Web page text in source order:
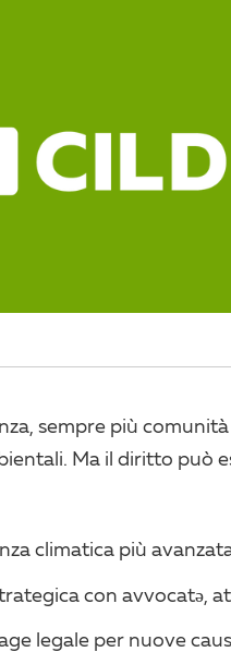
sempre più
Ma il diritto può
climatica più
con avvocatə,
legale per nuove